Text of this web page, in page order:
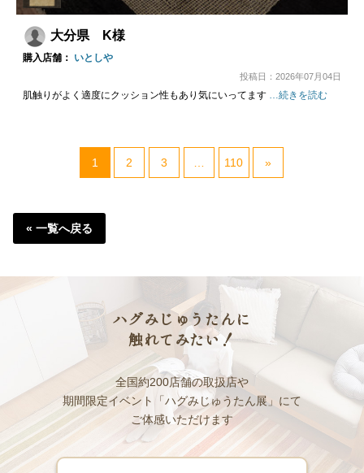
大分県 K様
購入店舗： いとしや
投稿日：2026年07月04日
肌触りがよく適度にクッション性もあり気にいってます …続きを読む
1 2 3 110 »
« 一覧へ戻る
ハグみじゅうたんに
触れてみたい！
全国約200店舗の取扱店や
期間限定イベント「ハグみじゅうたん展」にて
ご体感いただけます